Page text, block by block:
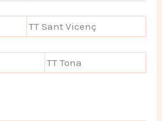
TT Sant Vicenç
TT Tona